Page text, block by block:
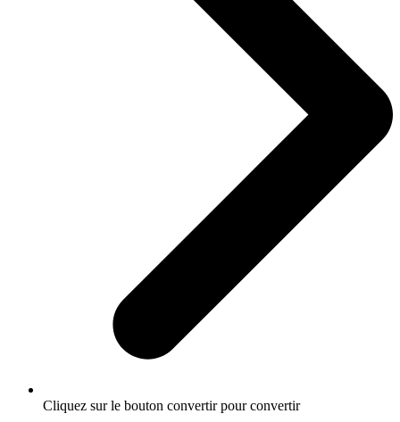
Cliquez sur le bouton convertir pour convertir